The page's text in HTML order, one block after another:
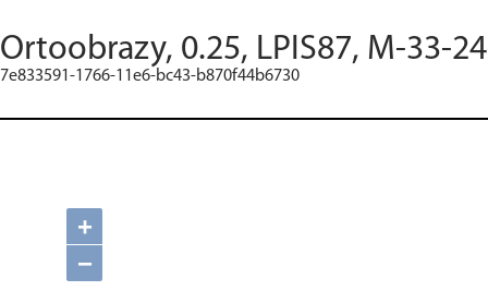
Ortoobrazy, 0.25, LPIS87, M-33-
7e833591-1766-11e6-bc43-b870f44b6730
+
−